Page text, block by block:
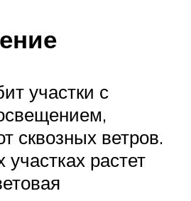
участки с
сквозных ветров.
растет